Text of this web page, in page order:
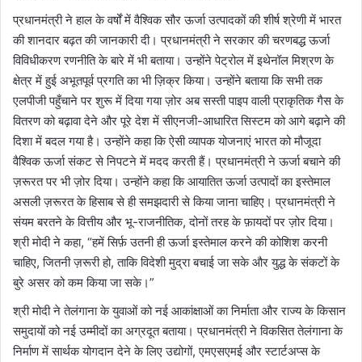
प्रधानमंत्री ने हाल के वर्षों में वैश्विक सौर ऊर्जा उत्पादकों की शीर्ष श्रेणी में भारत
की शानदार बढ़त की जानकारी दी। प्रधानमंत्री ने सरकार की चरणबद्ध ऊर्जा
विविधीकरण रणनीति के बारे में भी बताया। उन्होंने पेट्रोल में इथेनॉल मिश्रण के
क्षेत्र में हुई अभूतपूर्व प्रगति का भी ज़िक्र किया। उन्होंने बताया कि सभी तक
एलपीजी पहुँचाने पर शुरू में दिया गया ज़ोर अब सस्ती पाइप वाली प्राकृतिक गैस के
वितरण को बढ़ावा देने और पूरे देश में सीएनजी-आधारित सिस्टम को आगे बढ़ाने की
दिशा में बदल गया है। उन्होंने कहा कि ऐसी व्यापक योजनाएं भारत को मौजूदा
वैश्विक ऊर्जा संकट से निपटने में मदद करती हैं। प्रधानमंत्री ने ऊर्जा बचाने की
ज़रूरत पर भी ज़ोर दिया। उन्होंने कहा कि आयातित ऊर्जा उत्पादों का इस्तेमाल
असली ज़रूरत के हिसाब से ही समझदारी से किया जाना चाहिए। प्रधानमंत्री ने
संयम बरतने के वित्तीय और भू-राजनीतिक, दोनों तरह के फ़ायदों पर ज़ोर दिया।
श्री मोदी ने कहा, “हमें सिर्फ़ उतनी ही ऊर्जा इस्तेमाल करने की कोशिश करनी
चाहिए, जितनी ज़रूरी हो, ताकि विदेशी मुद्रा बचाई जा सके और युद्ध के संकटों के
बुरे असर को कम किया जा सके।”
श्री मोदी ने तेलंगाना के युवाओं को नई आकांक्षाओं का निर्माता और राज्य के किसान
समुदायों को नई उम्मीदों का अग्रदूत बताया। प्रधानमंत्री ने विकसित तेलंगाना के
निर्माण में सार्थक योगदान देने के लिए उद्योगों, एमएसएमई और स्टार्टअप्स के